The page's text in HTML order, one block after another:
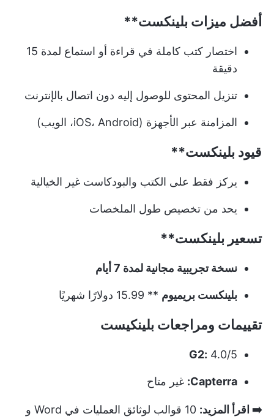
أفضل ميزات بلينكست**
اختصار كتب كاملة في قراءة أو استماع لمدة 15
دقيقة
تنزيل المحتوى للوصول إليه دون اتصال بالإنترنت
المزامنة عبر الأجهزة (iOS، Android، الويب)
قيود بلينكست**
يركز فقط على الكتب والبودكاست غير الخيالية
يحد من تخصيص طول الملخصات
تسعير بلينكست**
نسخة تجريبية مجانية لمدة 7 أيام
بلينكست بريميوم ** 15.99 دولارًا شهريًا
تقييمات ومراجعات بلينكيست
G2: 4.0/5
Capterra: غير متاح
➡️ اقرأ المزيد:
10 قوالب لوثائق العمليات في Word و